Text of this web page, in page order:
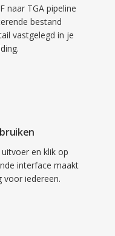
naar TGA pipeline
bestand
vastgelegd in je
en klik op
interface maakt
voor iedereen.